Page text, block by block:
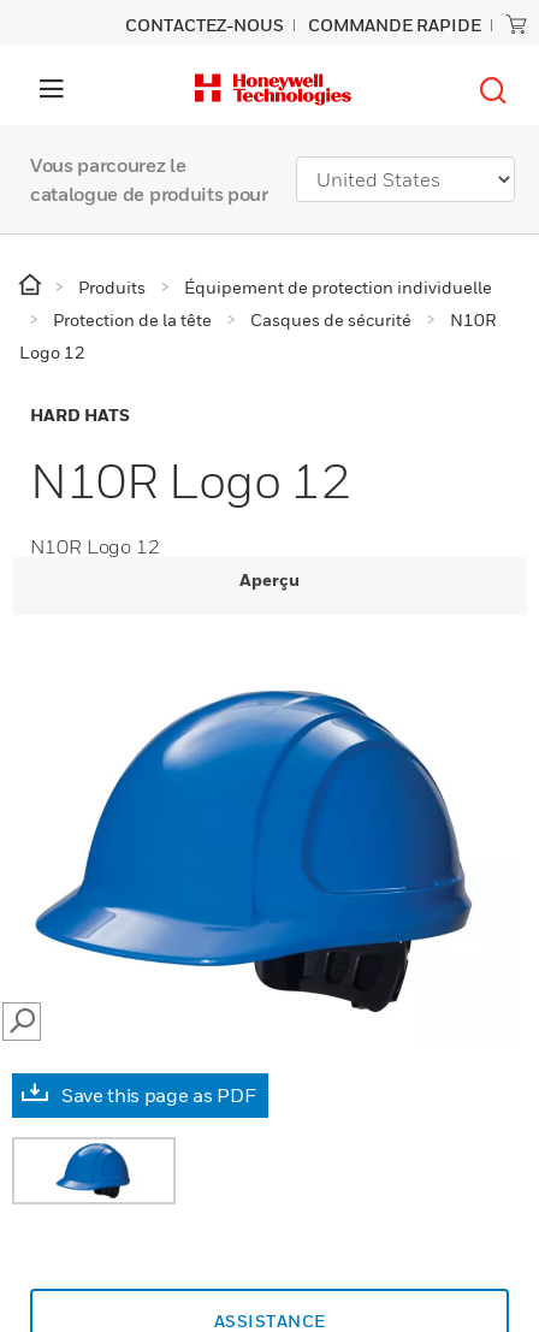
CONTACTEZ-NOUS COMMANDE RAPIDE
Vous parcourez le
catalogue de produits pour
Produits
Équipement de protection individuelle
Protection de la tête
Casques de sécurité
N10R
Logo 12
HARD HATS
N10R Logo 12
N10R Logo 12
Aperçu
SEARCH
Save this page as PDF
ASSISTANCE